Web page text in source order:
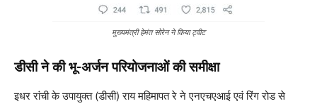
मुख्यमंत्री हेमंत सोरेन ने किया ट्वीट
डीसी ने की भू-अर्जन परियोजनाओं की समीक्षा
इधर रांची के उपायुक्त (डीसी) राय महिमापत रे ने एनएचएआई एवं रिंग रोड से